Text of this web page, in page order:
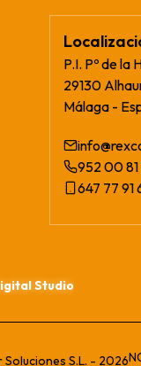
P.I. Pº de la
29130
Málaga -
952 00 81
647 77 91
Studio
S.L. - 2026